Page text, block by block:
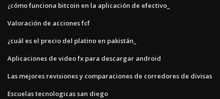
¿cómo funciona bitcoin en la aplicación de efectivo_
Valoración de acciones fcf
¿cuál es el precio del platino en pakistán_
Aplicaciones de video fx para descargar android
Las mejores revisiones y comparaciones de corredores de divisas
Escuelas tecnologicas san diego